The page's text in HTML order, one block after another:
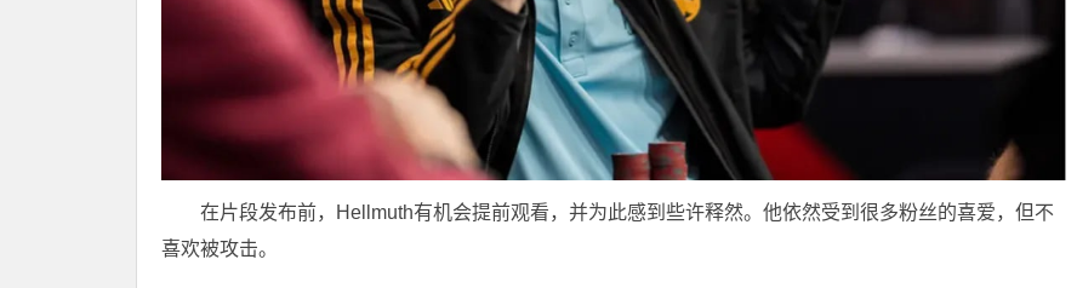
在片段发布前，Hellmuth有机会提前观看，并为此感到些许释然。他依然受到很多粉丝的喜爱，但不
喜欢被攻击。